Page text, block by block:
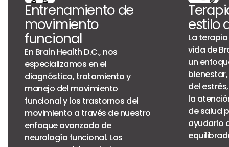
Entrenamiento de
movimiento
funcional
En Brain Health D.C., nos
especializamos en el
diagnóstico, tratamiento y
manejo del movimiento
funcional y los trastornos del
movimiento a través de nuestro
enfoque avanzado de
neurología funcional. Los
estilo
La
vida de
un
del
la
de salud
ayudarlo